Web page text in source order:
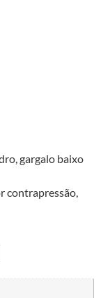
gargalo baixo
contrapressão,